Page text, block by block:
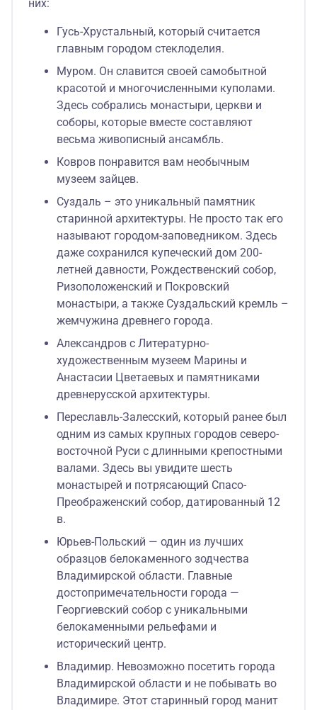
них:
Гусь-Хрустальный, который считается
главным городом стеклоделия.
Муром. Он славится своей самобытной
красотой и многочисленными куполами.
Здесь собрались монастыри, церкви и
соборы, которые вместе составляют
весьма живописный ансамбль.
Ковров понравится вам необычным
музеем зайцев.
Суздаль – это уникальный памятник
старинной архитектуры. Не просто так его
называют городом-заповедником. Здесь
даже сохранился купеческий дом 200-
летней давности, Рождественский собор,
Ризоположенский и Покровский
монастыри, а также Суздальский кремль –
жемчужина древнего города.
Александров с Литературно-
художественным музеем Марины и
Анастасии Цветаевых и памятниками
древнерусской архитектуры.
Переславль-Залесский, который ранее был
одним из самых крупных городов северо-
восточной Руси с длинными крепостными
валами. Здесь вы увидите шесть
монастырей и потрясающий Спасо-
Преображенский собор, датированный 12
в.
Юрьев-Польский — один из лучших
образцов белокаменного зодчества
Владимирской области. Главные
достопримечательности города —
Георгиевский собор с уникальными
белокаменными рельефами и
исторический центр.
Владимир. Невозможно посетить города
Владимирской области и не побывать во
Владимире. Этот старинный город манит